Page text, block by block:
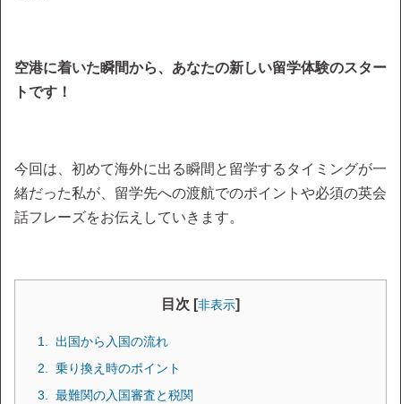
空港に着いた瞬間から、あなたの新しい留学体験のスター
トです！
今回は、初めて海外に出る瞬間と留学するタイミングが一
緒だった私が、留学先への渡航でのポイントや必須の英会
話フレーズをお伝えしていきます。
目次 [非表示]
出国から入国の流れ
乗り換え時のポイント
最難関の入国審査と税関